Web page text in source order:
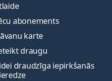
abonements
karte
draugu
draudzīga iepirkšanās